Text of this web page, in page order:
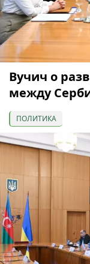
Вучич о
между
ПОЛИТИКА